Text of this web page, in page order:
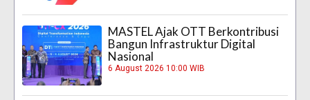
MASTEL Ajak OTT Berkontribusi
Bangun Infrastruktur Digital
Nasional
6 August 2026 10:00 WIB